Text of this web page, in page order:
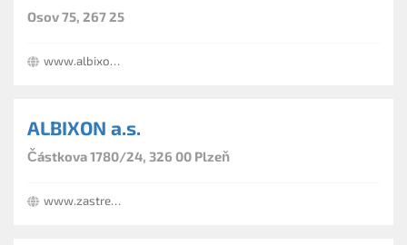
Osov 75, 267 25
www.albixon.cz
ALBIXON a.s.
Částkova 1780/24, 326 00 Plzeň
www.zastreseni.cz